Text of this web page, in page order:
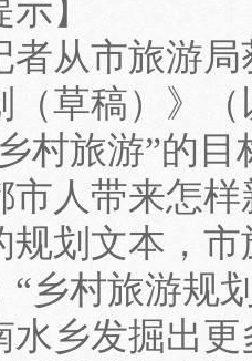
示】
者从市旅游
（草稿）》
村旅游”的
市人带来怎
规划文本，
“乡村旅游规
水乡发掘出